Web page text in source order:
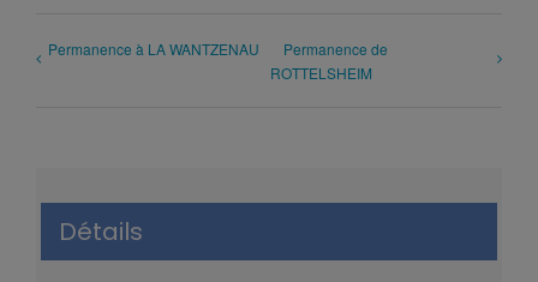
Permanence à LA WANTZENAU
Permanence de
ROTTELSHEIM
Détails